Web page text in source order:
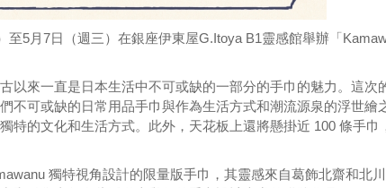
至5月7日（週三）在銀座伊東屋G.Itoya B1靈感館舉辦「
以來一直是日本生活中不可或缺的一部分的手巾的魅力。這次
不可或缺的日常用品手巾與作為生活方式和潮流源泉的浮世繪
特的文化和生活方式。此外，天花板上還將懸掛近 100 條手巾
獨特視角設計的限量版手巾，其靈感來自葛飾北齋和北